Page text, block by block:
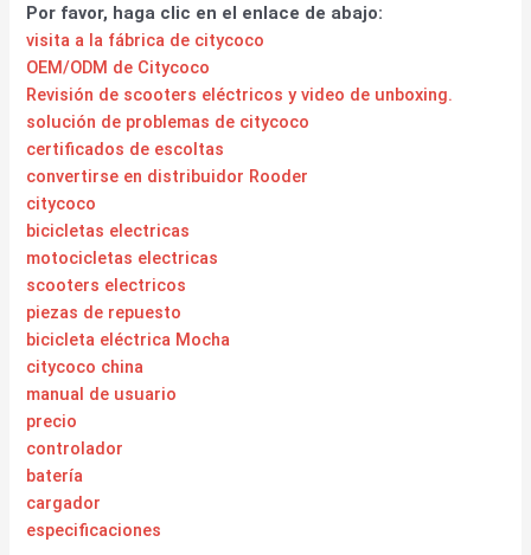
Por favor, haga clic en el enlace de abajo:
visita a la fábrica de citycoco
OEM/ODM de Citycoco
Revisión de scooters eléctricos y video de unboxing.
solución de problemas de citycoco
certificados de escoltas
convertirse en distribuidor Rooder
citycoco
bicicletas electricas
motocicletas electricas
scooters electricos
piezas de repuesto
bicicleta eléctrica Mocha
citycoco china
manual de usuario
precio
controlador
batería
cargador
especificaciones